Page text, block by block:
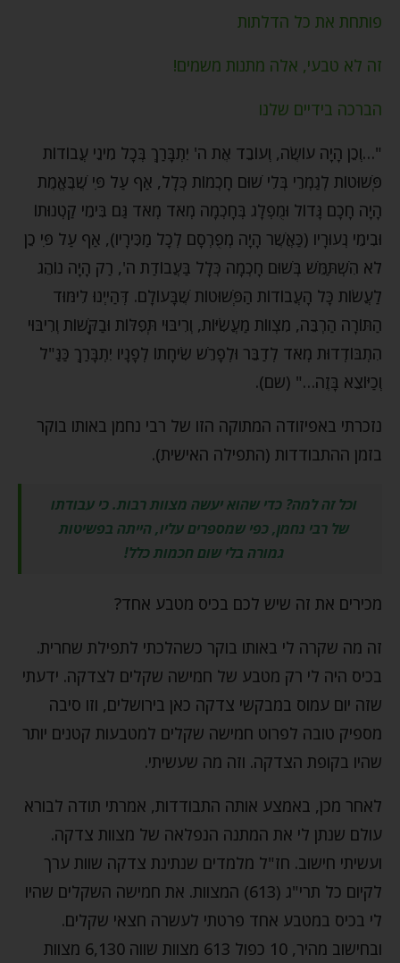
פותחת את כל הדלתות
זה לא טבעי, אלה מתנות משמים!
הברכה בידיים שלנו
"…וְכֵן הָיָה עוֹשֶׂה, וְעוֹבֵד אֶת ה' יִתְבָּרַךְ בְּכָל מִינֵי עֲבוֹדוֹת
פְּשׁוּטוֹת לְגַמְרֵי בְּלִי שׁוּם חָכְמוֹת כְּלָל, אַף עַל פִּי שֶׁבֶּאֱמֶת
הָיָה חָכָם גָּדוֹל וּמֻפְלָג בְּחָכְמָה מְאֹד מְאֹד גַּם בִּימֵי קַטְנוּתוֹ
וּבִימֵי נְעוּרָיו (כַּאֲשֶׁר הָיָה מְפֻרְסָם לְכָל מַכִּירָיו), אַף עַל פִּי כֵן
לֹא הִשְׁתַּמֵּשׁ בְּשׁוּם חָכְמָה כְּלָל בַּעֲבוֹדַת ה', רַק הָיָה נוֹהֵג
לַעֲשׂוֹת כָּל הָעֲבוֹדוֹת הַפְּשׁוּטוֹת שֶׁבָּעוֹלָם. דְּהַייְנוּ לִימּוּד
הַתּוֹרָה הַרְבֵּה, מִצְווֹת מַעֲשִׂיּוֹת, וְרִיבּוּי תְּפִלּוֹת וּבַקָּשׁוֹת וְרִיבּוּי
הִתְבּוֹדְדוּת מְאֹד לְדַבֵּר וּלְפָרֵשׁ שִׂיחָתוֹ לְפָנָיו יִתְבָּרַךְ כַּנַּ"ל
וְכַיּוֹצֵא בָּזֶה…" (שם).
נזכרתי באפיזודה המתוקה הזו של רבי נחמן באותו בוקר
בזמן ההתבודדות (התפילה האישית).
וכל זה למה? כדי שהוא יעשה מצוות רבות. כי עבודתו
של רבי נחמן, כפי שמספרים עליו, הייתה בפשיטות
גמורה בלי שום חכמות כלל!
מכירים את זה שיש לכם בכיס מטבע אחד?
זה מה שקרה לי באותו בוקר כשהלכתי לתפילת שחרית.
בכיס היה לי רק מטבע של חמישה שקלים לצדקה. ידעתי
שזה יום עמוס במבקשי צדקה כאן בירושלים, וזו סיבה
מספיק טובה לפרוט חמישה שקלים למטבעות קטנים יותר
שהיו בקופת הצדקה. וזה מה שעשיתי.
לאחר מכן, באמצע אותה התבודדות, אמרתי תודה לבורא
עולם שנתן לי את המתנה הנפלאה של מצוות צדקה.
ועשיתי חישוב. חז"ל מלמדים שנתינת צדקה שוות ערך
לקיום כל תרי"ג (613) המצוות. את חמישה השקלים שהיו
לי בכיס במטבע אחד פרטתי לעשרה חצאי שקלים.
ובחישוב מהיר, 10 כפול 613 מצוות שווה 6,130 מצוות